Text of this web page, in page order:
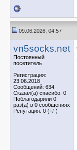
09.06.2026, 04:57
vn5socks.net
Постоянный
посетитель
Регистрация:
23.06.2018
Сообщений: 634
Сказал(а) спасибо: 0
Поблагодарили 0
раз(а) в 0 сообщениях
Репутация: 0 (+/-)